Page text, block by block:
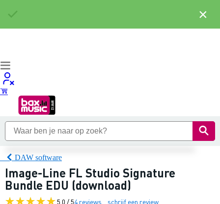
DAW software
Image-Line FL Studio Signature
Bundle EDU (download)
5,0 / 54 reviews schrijf een review
×